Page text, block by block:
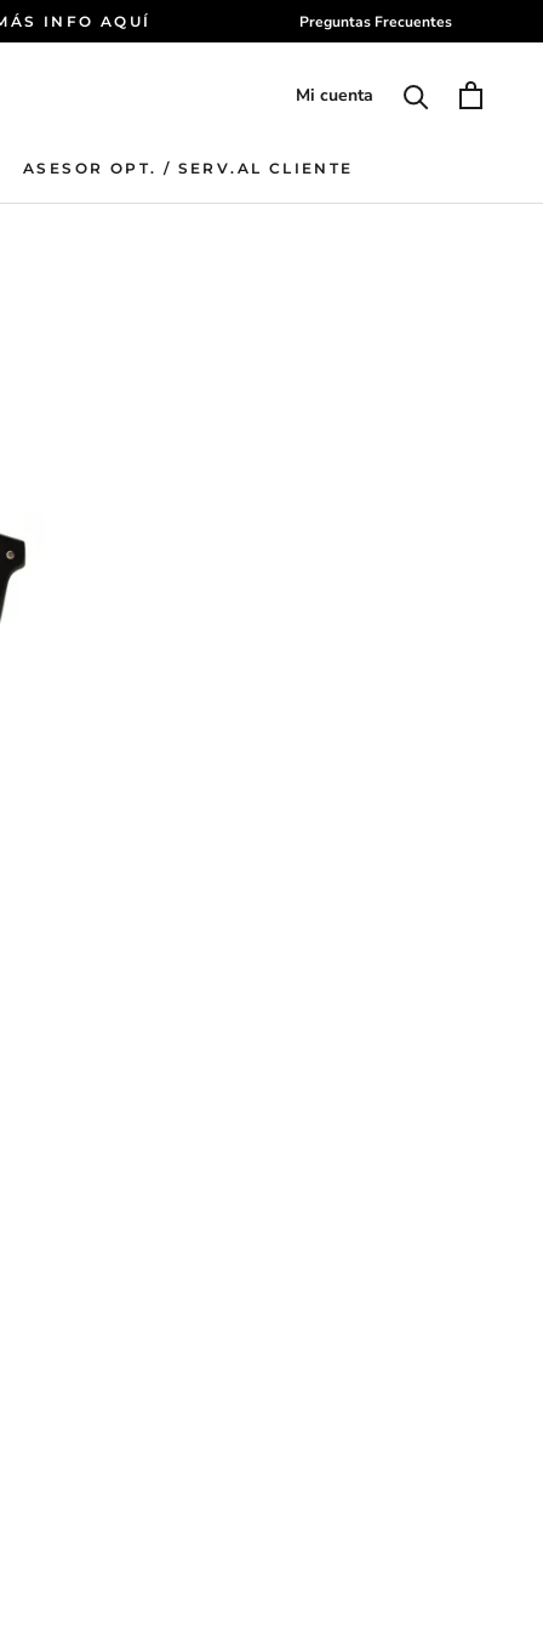
INFO AQUÍ Preguntas Frecuentes
ASESOR OPT. / SERV.AL CLIENTE
Mi cuenta